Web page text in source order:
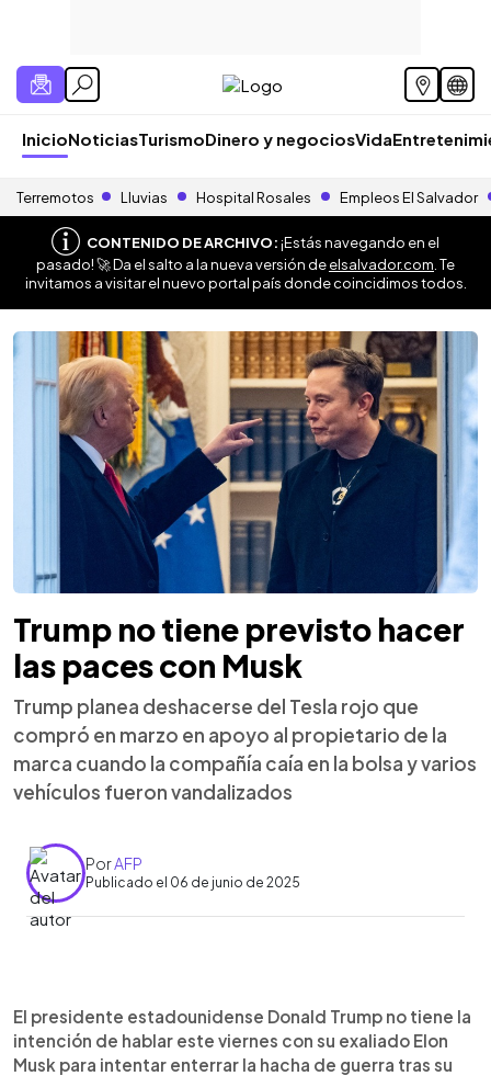
InicioNoticiasTurismoDinero y negociosVida
Terremotos Lluvias Hospital Rosales Empleos El Salvador
CONTENIDO DE ARCHIVO:¡Estás navegando en el
pasado! 🚀 Da el salto a la nueva versión deelsalvador.com . Te
invitamos a visitar el nuevo portal país donde coincidimos todos.
Trump no tiene previsto hacer
las paces con Musk
Trump planea deshacerse del Tesla rojo que
compró en marzo en apoyo al propietario de la
marca cuando la compañía caía en la bolsa y varios
vehículos fueron vandalizados
PorAFP
Publicado el 06 de junio de 2025
► Escuchar artículo
El presidente estadounidense Donald Trump no tiene la
intención de hablar este viernes con su exaliado Elon
Musk para intentar enterrar la hacha de guerra tras su